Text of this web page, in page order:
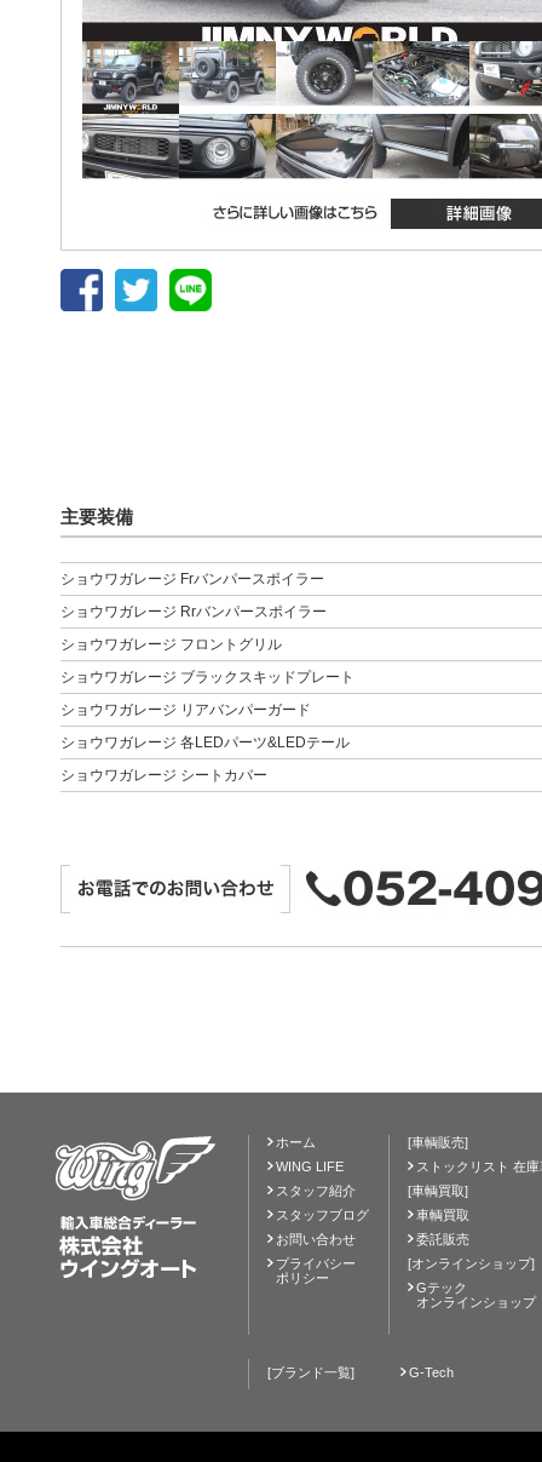
主要装備
ショウワガレージ Frバンパースポイラー
ショウワガレージ Rrバンパースポイラー
ショウワガレージ フロントグリル
ショウワガレージ ブラックスキッドプレート
ショウワガレージ リアバンパーガード
ショウワガレージ 各LEDパーツ&LEDテール
ショウワガレージ シートカバー
ホーム
WING LIFE
スタッフ紹介
スタッフブログ
お問い合わせ
プライバシー
ポリシー
[車輌販売]
ストックリスト 在
[車輌買取]
車輌買取
委託販売
[オンラインショップ]
Gテック
オンラインショップ
[ブランド一覧] G-Tech